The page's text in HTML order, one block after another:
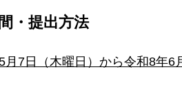
・提出方法
月7日（木曜日）から令和8年6